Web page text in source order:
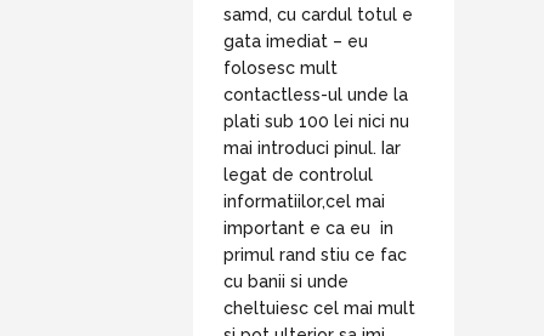
samd, cu cardul totul e
gata imediat – eu
folosesc mult
contactless-ul unde la
plati sub 100 lei nici nu
mai introduci pinul. Iar
legat de controlul
informatiilor,cel mai
important e ca eu in
primul rand stiu ce fac
cu banii si unde
cheltuiesc cel mai mult